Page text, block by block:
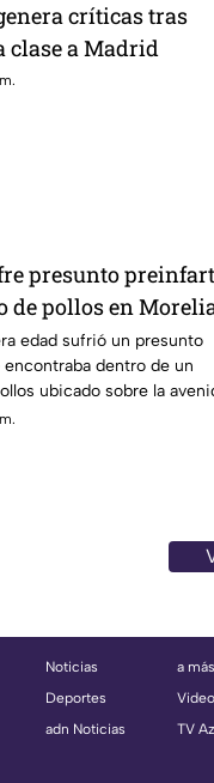
críticas tras
a Madrid
presunto
de pollos en
edad sufrió un presunto
dentro de un
ubicado sobre la
durante la tarde de
Noticias
Deportes
adn Noticias
a
TV